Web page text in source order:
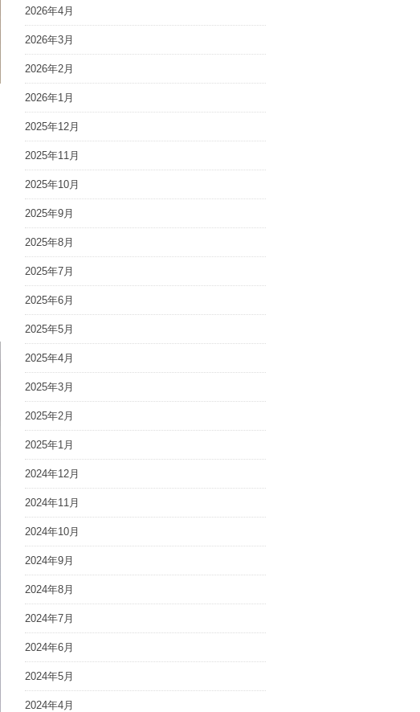
2026年4月
2026年3月
2026年2月
2026年1月
2025年12月
2025年11月
2025年10月
2025年9月
2025年8月
2025年7月
2025年6月
2025年5月
2025年4月
2025年3月
2025年2月
2025年1月
2024年12月
2024年11月
2024年10月
2024年9月
2024年8月
2024年7月
2024年6月
2024年5月
2024年4月